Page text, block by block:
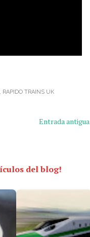
RAPIDO TRAINS UK
Entrada antigua
del blog!